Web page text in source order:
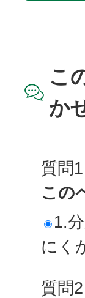
こ
か
質問1
この
1.
にく
質問2